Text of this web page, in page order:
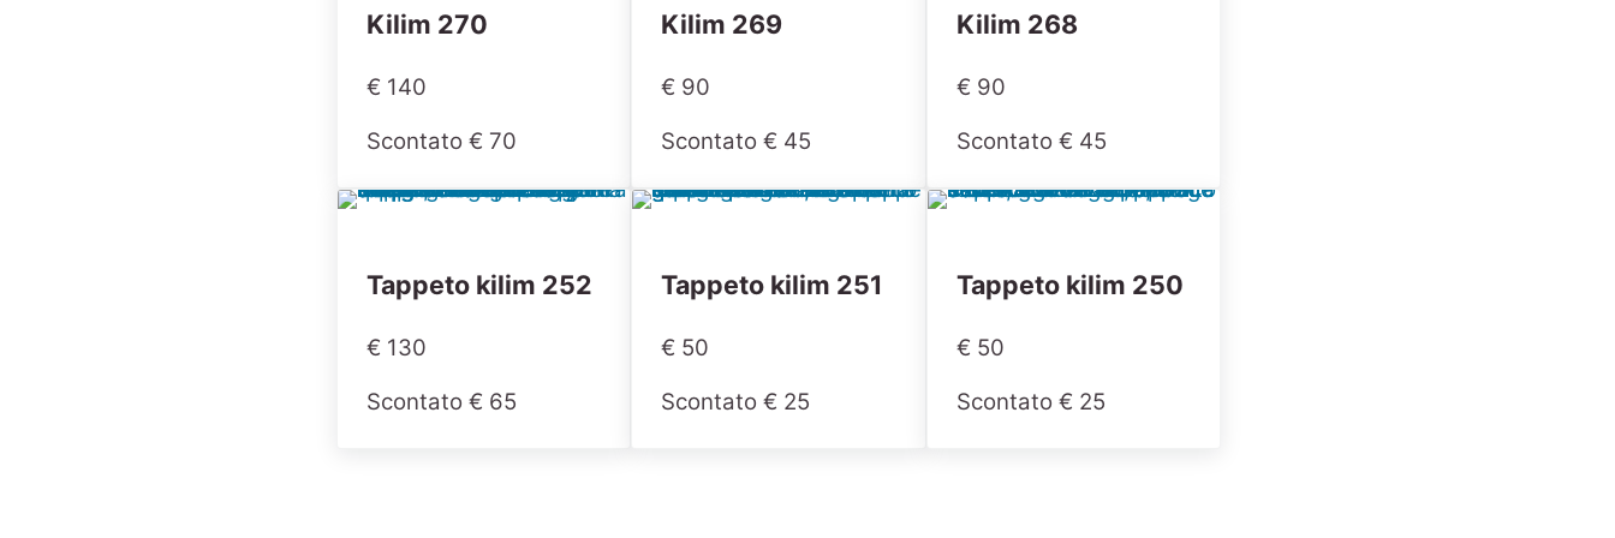
Kilim 270
€ 140
Scontato € 70
Kilim 269
€ 90
Scontato € 45
Kilim 268
€ 90
Scontato € 45
Tappeto kilim 252
€ 130
Scontato € 65
Tappeto kilim 251
€ 50
Scontato € 25
Tappeto kilim 250
€ 50
Scontato € 25